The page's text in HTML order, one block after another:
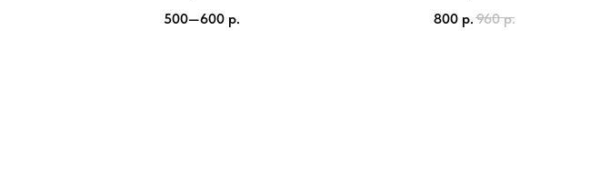
500—600 р.
800 р. 960 р.